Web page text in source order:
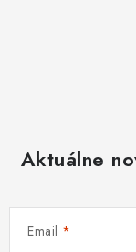
Aktuálne
Email